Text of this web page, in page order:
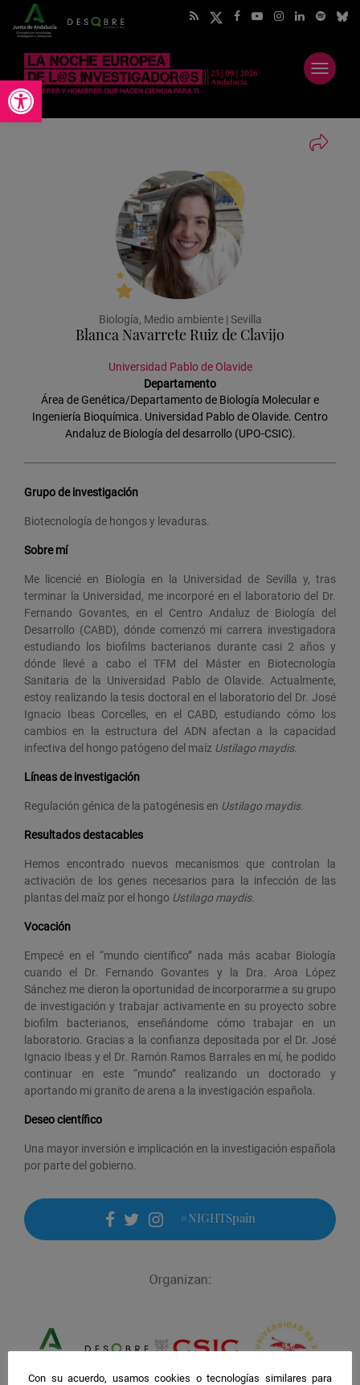
Abrir barra de herramientas
Abrir
menú
Biología, Medio ambiente | Sevilla
Blanca Navarrete Ruiz de Clavijo
Universidad Pablo de Olavide
Departamento
Área de Genética/Departamento de Biología Molecular e
Ingeniería Bioquímica. Universidad Pablo de Olavide. Centro
Andaluz de Biología del desarrollo (UPO-CSIC).
Grupo de investigación
Biotecnología de hongos y levaduras.
Sobre mí
Me licencié en Biología en la Universidad de Sevilla y, tras
terminar la Universidad, me incorporé en el laboratorio del Dr.
Fernando Govantes, en el Centro Andaluz de Biología del
Desarrollo (CABD), dónde comenzó mi carrera investigadora
estudiando los biofilms bacterianos durante casi 2 años y
dónde llevé a cabo el TFM del Máster en Biotecnología
Sanitaria de la Universidad Pablo de Olavide. Actualmente,
estoy realizando la tesis doctoral en el laboratorio del Dr. José
Ignacio Ibeas Corcelles, en el CABD, estudiando cómo los
cambios en la estructura del ADN afectan a la capacidad
infectiva del hongo patógeno del maíz Ustilago maydis.
Líneas de investigación
Regulación génica de la patogénesis en Ustilago maydis.
Resultados destacables
Hemos encontrado nuevos mecanismos que controlan la
activación de los genes necesarios para la infección de las
plantas del maíz por el hongo Ustilago maydis.
Vocación
Empecé en el “mundo científico” nada más acabar Biología
cuando el Dr. Fernando Govantes y la Dra. Aroa López
Sánchez me dieron la oportunidad de incorporarme a su grupo
de investigación y trabajar activamente en su proyecto sobre
biofilm bacterianos, enseñándome cómo trabajar en un
laboratorio. Gracias a la confianza depositada por el Dr. José
Ignacio Ibeas y el Dr. Ramón Ramos Barrales en mí, he podido
continuar en este “mundo” realizando un doctorado y
aportando mi granito de arena a la investigación española.
Deseo científico
Una mayor inversión e implicación en la investigación española
por parte del gobierno.
facebook
twitter
instagram
#NIGHTSpain
Con su acuerdo, usamos cookies o tecnologías similares para